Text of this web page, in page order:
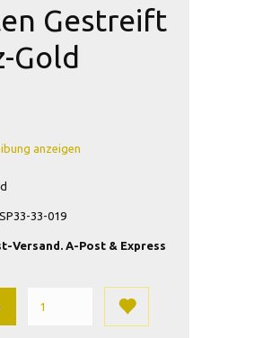
Gestreift
Gold
anzeigen
33-019
Versand. A-Post & Express